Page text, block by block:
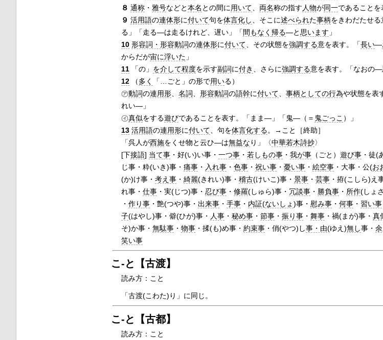
８ 通称 ・ 雅号などと本名 との間に 用いて 両名称の指す 人物が同一であること
９ 活用語の連体形に付いて句を体言化し 、そこに述べられた事柄をきわだたせ
る」「走る―は走るけれど、遅い」「間もなく 帰る―と 思います 」
10 形容詞・形容動詞の連体形に付いて 、その状態を強調する意を表す。「長い―
からだが宙に浮いた 」
11 「の」 を介して程度を示す副詞に付き 、さらに強調する意を表す。「なおの―
12 （多く 「…ごと」の形で用いる）
㋐動詞の連用形 、名詞 、形容動詞の語幹に付いて 、事柄としての行為や状態を表
れい―」
㋑真似をする遊びであることを表す。「まま―」「鬼―（＝ 鬼ごっこ ）」
13 活用語の連用形に付いて 、句を体言化する。→こと
［終助］
「呉人が西施をくせ物と云ひ―は無益な り」〈中華若木詩抄〉
[下接語] 当て事 ・好(い)い事・一つ事 ・若しもの事 ・我が事 （ごと）遊び事 ・徒(
じ事・粋(いき)事・痛事 ・ 入れ事 ・色事 ・祝い事 ・憂い事 ・絵空事 ・大事・公(お
(か)け事・考え事 ・綺麗(きれい)事・稽古(けいこ)事・景事 ・芸事 ・拵(こしら)え
れ事・仕事 ・実(じつ)事・ 忍び事 ・修羅(しゅら)事・ 冗談事 ・ 勝負事 ・ 所作(しょ
・作り事 ・艶(つや)事・出来事 ・手事 ・ 内証(ないしょ)事・慰み事 ・何事 ・習い事
子(はやし)事・僻(ひが)事・ 人事 ・秘め事 ・節事 ・振り事 ・舞事 ・禍(まが)事・真
そ)か事・無駄事 ・物事 ・揉(も)め事・約束事 ・俏(やつ)し事・由(ゆえ)無し事・
笑い事
こ‐と【古渡】
読み方：こと
「古渡(こわた)り」に同じ。
こ‐と【古都】
読み方：こと